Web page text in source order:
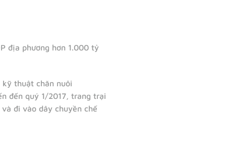
địa phương hơn 1.000 tỷ
thuật chăn nuôi
đến quý 1/2017, trang trại
đi vào dây chuyền chế